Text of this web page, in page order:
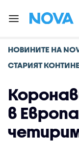
НОВИНИТЕ НА
СТАРИЯТ
в